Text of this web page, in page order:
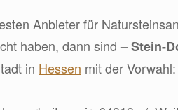
Anbieter für
haben, dann sind– Stein-
in Hessen mit der